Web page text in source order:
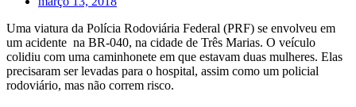
Uma viatura da Polícia Rodoviária Federal (PRF) se envolveu em
um acidente na BR-040, na cidade de Três Marias. O veículo
colidiu com uma caminhonete em que estavam duas mulheres. Elas
precisaram ser levadas para o hospital, assim como um policial
rodoviário, mas não correm risco.